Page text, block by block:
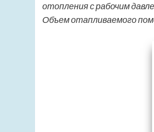
отопления с рабочим
Объем отапливаемого